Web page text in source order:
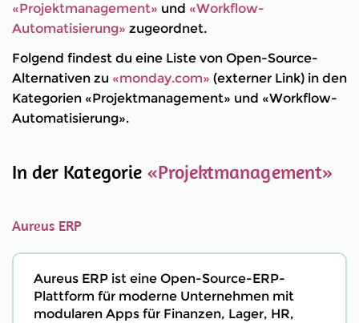
«Projektmanagement» und «Workflow-
Automatisierung» zugeordnet.
Folgend findest du eine Liste von Open-Source-
Alternativen zu «monday.com» (externer Link) in den
Kategorien «Projektmanagement» und «Workflow-
Automatisierung».
In der Kategorie «Projektmanagement»
Aureus ERP
Aureus ERP ist eine Open-Source-ERP-
Plattform für moderne Unternehmen mit
modularen Apps für Finanzen, Lager, HR,